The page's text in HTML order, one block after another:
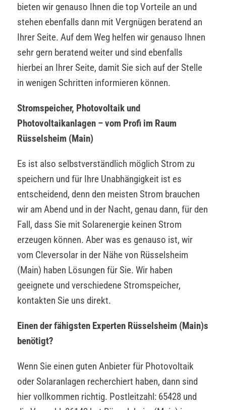
bieten wir genauso Ihnen die top Vorteile an und
stehen ebenfalls dann mit Vergnügen beratend an
Ihrer Seite. Auf dem Weg helfen wir genauso Ihnen
sehr gern beratend weiter und sind ebenfalls
hierbei an Ihrer Seite, damit Sie sich auf der Stelle
in wenigen Schritten informieren können.
Stromspeicher, Photovoltaik und
Photovoltaikanlagen – vom Profi im Raum
Rüsselsheim (Main)
Es ist also selbstverständlich möglich Strom zu
speichern und für Ihre Unabhängigkeit ist es
entscheidend, denn den meisten Strom brauchen
wir am Abend und in der Nacht, genau dann, für den
Fall, dass Sie mit Solarenergie keinen Strom
erzeugen können. Aber was es genauso ist, wir
vom Cleversolar in der Nähe von Rüsselsheim
(Main) haben Lösungen für Sie. Wir haben
geeignete und verschiedene Stromspeicher,
kontakten Sie uns direkt.
Einen der fähigsten Experten Rüsselsheim (Main)s
benötigt?
Wenn Sie einen guten Anbieter für Photovoltaik
oder Solaranlagen recherchiert haben, dann sind
hier vollkommen richtig. Postleitzahl: 65428 und